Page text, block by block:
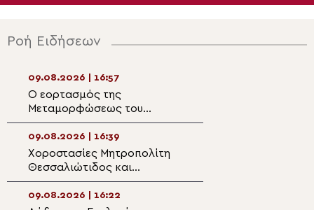
Ροή Ειδήσεων
09.08.2026 | 16:57
Ο εορτασμός της
Μεταμορφώσεως του
Σωτήρος στην Κάλυμνο
09.08.2026 | 16:39
Χοροστασίες Μητροπολίτη
Θεσσαλιώτιδος και
Φαναριοφερσάλων
09.08.2026 | 16:22